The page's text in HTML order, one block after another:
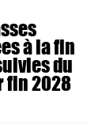
à la fin
du
fin 2028